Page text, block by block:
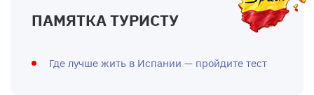
ПАМЯТКА ТУРИСТУ
Где лучше жить в Испании — пройдите тест